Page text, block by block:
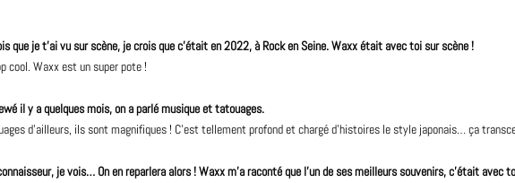
que je t’ai vu sur scène, je crois que c’était en 2022, à Rock en Seine.Waxxétait avec toi sur scène !
cool. Waxx est un super pote !
il y a quelques mois, on a parlé musique et tatouages.
d’ailleurs, ils sont magnifiques ! C’est tellement profond et chargé d’histoires le style japonais… ça
je vois… On en reparlera alors ! Waxx m’a raconté que l’un de ses meilleurs souvenirs, c’était